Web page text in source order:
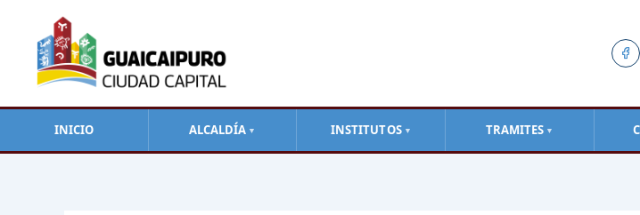
INICIO ALCALDÍA ▼ INSTITUTOS ▼ TRAMITES ▼
contenido